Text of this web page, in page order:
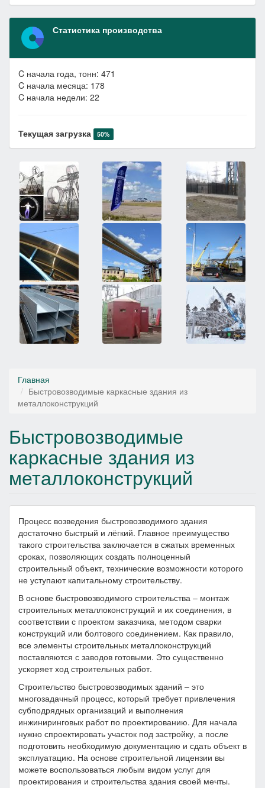
Статистика производства
C начала года, тонн: 471
C начала месяца: 178
C начала недели: 22
Текущая загрузка 50%
Главная
Быстровозводимые каркасные здания из
металлоконструкций
Быстровозводимые
каркасные здания из
металлоконструкций
Процесс возведения быстровозводимого здания
достаточно быстрый и лёгкий. Главное преимущество
такого строительства заключается в сжатых временных
сроках, позволяющих создать полноценный
строительный объект, технические возможности которого
не уступают капитальному строительству.
В основе быстровозводимого строительства – монтаж
строительных металлоконструкций и их соединения, в
соответствии с проектом заказчика, методом сварки
конструкций или болтового соединением. Как правило,
все элементы строительных металлоконструкций
поставляются с заводов готовыми. Это существенно
ускоряет ход строительных работ.
Строительство быстровозводимых зданий – это
многозадачный процесс, который требует привлечения
субподрядных организаций и выполнения
инжиниринговых работ по проектированию. Для начала
нужно спроектировать участок под застройку, а после
подготовить необходимую документацию и сдать объект в
эксплуатацию. На основе строительной лицензии вы
можете воспользоваться любым видом услуг для
проектирования и строительства здания своей мечты.